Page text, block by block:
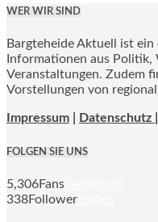
WER WIR SIND
Bargteheide Aktuell ist
Informationen aus
Veranstaltungen. Zudem
Vorstellungen von
Impressum Datenschutz |
FOLGEN SIE UNS
5,306Fans
338Follower